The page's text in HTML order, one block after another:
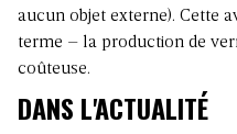
aucun objet externe). Cette
terme – la production de
coûteuse.
DANS L'ACTUALITÉ